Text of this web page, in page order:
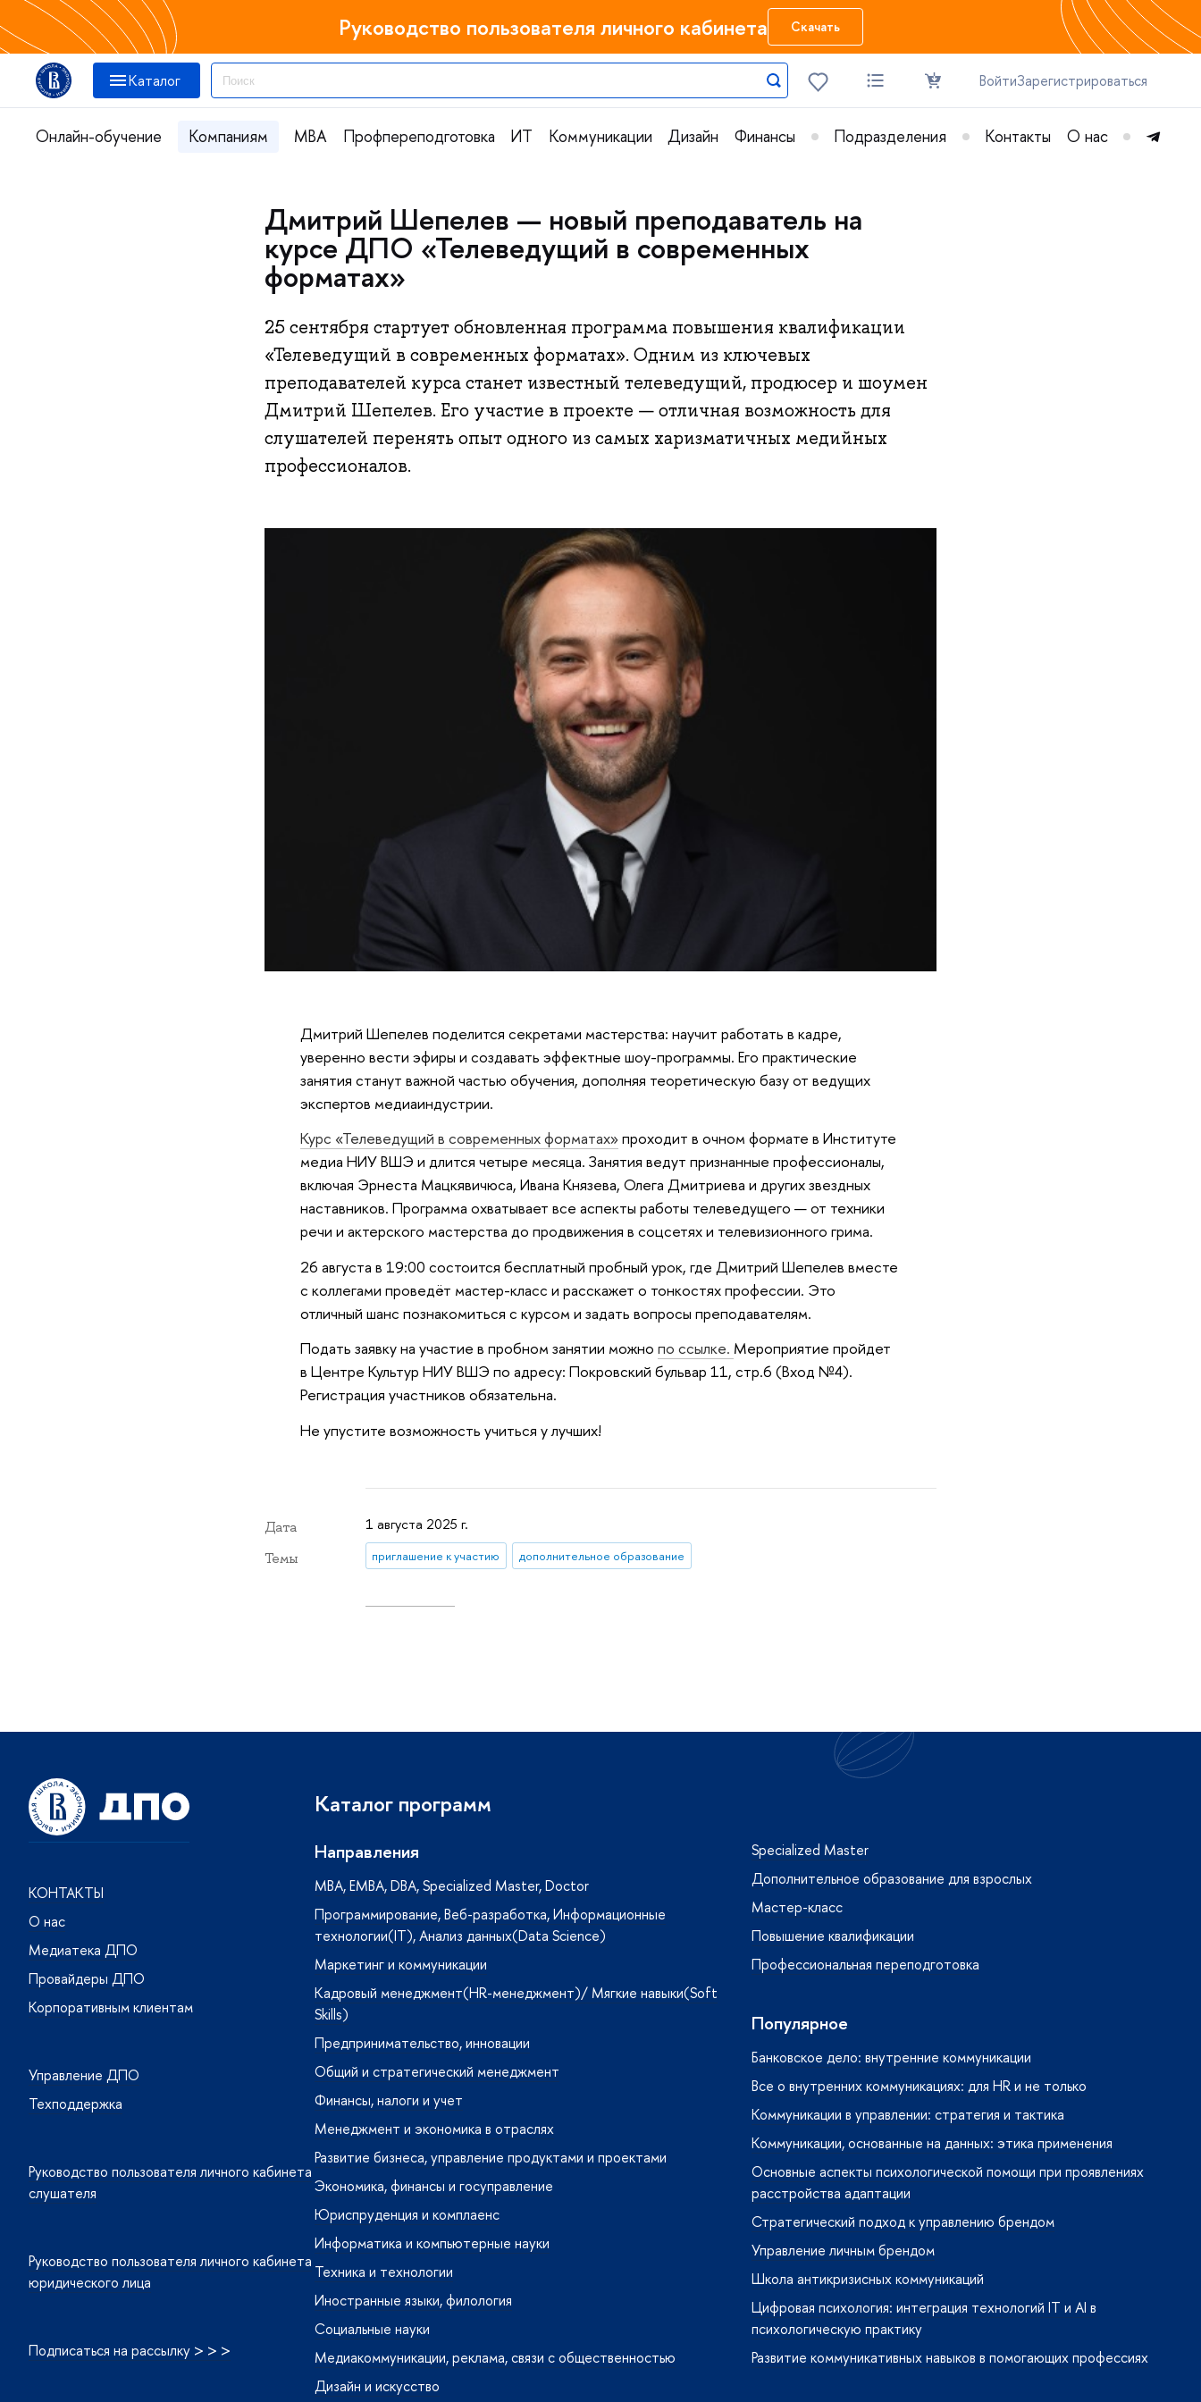
Руководство пользователя личного кабинета Скачать
Каталог ВойтиЗарегистрироваться
Онлайн-обучение Компаниям MBA Профпереподготовка ИТ Коммуникации Дизайн Финансы Подразделения Контакты О нас
Дмитрий Шепелев — новый преподаватель на
курсе ДПО «Телеведущий в современных
форматах»
25 сентября стартует обновленная программа повышения квалификации
«Телеведущий в современных форматах». Одним из ключевых
преподавателей курса станет известный телеведущий, продюсер и шоумен
Дмитрий Шепелев. Его участие в проекте — отличная возможность для
слушателей перенять опыт одного из самых харизматичных медийных
профессионалов.
Дмитрий Шепелев поделится секретами мастерства: научит работать в кадре,
уверенно вести эфиры и создавать эффектные шоу-программы. Его практические
занятия станут важной частью обучения, дополняя теоретическую базу от ведущих
экспертов медиаиндустрии.
Курс «Телеведущий в современных форматах»проходит в очном формате в Институте
медиа НИУ ВШЭ и длится четыре месяца. Занятия ведут признанные профессионалы,
включая Эрнеста Мацкявичюса, Ивана Князева, Олега Дмитриева и других звездных
наставников. Программа охватывает все аспекты работы телеведущего — от техники
речи и актерского мастерства до продвижения в соцсетях и телевизионного грима.
26 августа в 19:00 состоится бесплатный пробный урок, где Дмитрий Шепелев вместе
с коллегами проведёт мастер-класс и расскажет о тонкостях профессии. Это
отличный шанс познакомиться с курсом и задать вопросы преподавателям.
Подать заявку на участие в пробном занятии можно по ссылке. Мероприятие пройдет
в Центре Культур НИУ ВШЭ по адресу: Покровский бульвар 11, стр.6 (Вход №4).
Регистрация участников обязательна.
Не упустите возможность учиться у лучших!
Дата 1 августа 2025 г.
Темы приглашение к участию дополнительное образование
КОНТАКТЫ
О нас
Медиатека ДПО
Провайдеры ДПО
Корпоративным клиентам
Управление ДПО
Техподдержка
Руководство пользователя личного кабинета
слушателя
Руководство пользователя личного кабинета
юридического лица
Подписаться на рассылку > > >
Каталог программ
Направления
MBA, ЕMBA, DBA, Specialized Master, Doctor
Программирование, Веб-разработка, Информационные
технологии(IT), Анализ данных(Data Science)
Маркетинг и коммуникации
Кадровый менеджмент(HR-менеджмент)/ Мягкие навыки(Soft
Skills)
Предпринимательство, инновации
Общий и стратегический менеджмент
Финансы, налоги и учет
Менеджмент и экономика в отраслях
Развитие бизнеса, управление продуктами и проектами
Экономика, финансы и госуправление
Юриспруденция и комплаенс
Информатика и компьютерные науки
Техника и технологии
Иностранные языки, филология
Социальные науки
Медиакоммуникации, реклама, связи с общественностью
Дизайн и искусство
Specialized Master
Дополнительное образование для взрослых
Мастер-класс
Повышение квалификации
Профессиональная переподготовка
Популярное
Банковское дело: внутренние коммуникации
Все о внутренних коммуникациях: для HR и не только
Коммуникации в управлении: стратегия и тактика
Коммуникации, основанные на данных: этика применения
Основные аспекты психологической помощи при проявлениях
расстройства адаптации
Стратегический подход к управлению брендом
Управление личным брендом
Школа антикризисных коммуникаций
Цифровая психология: интеграция технологий IT и AI в
психологическую практику
Развитие коммуникативных навыков в помогающих профессиях